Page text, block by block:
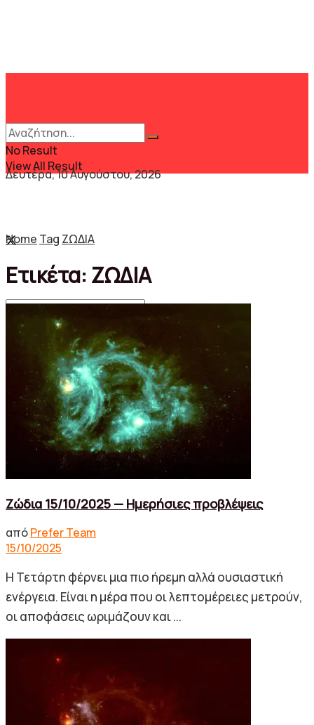
Δευτέρα, 10 Αυγούστου, 2026
No Result
View All Result
No Result
View All Result
Home Tag ΖΩΔΙΑ
Ετικέτα: ΖΩΔΙΑ
Ζώδια 15/10/2025 — Ημερήσιες προβλέψεις
απόPrefer Team
15/10/2025
Η Τετάρτη φέρνει μια πιο ήρεμη αλλά ουσιαστική
ενέργεια. Είναι η μέρα που οι λεπτομέρειες μετρούν,
οι αποφάσεις ωριμάζουν και ...